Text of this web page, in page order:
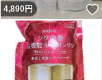
いいね！
4,890円